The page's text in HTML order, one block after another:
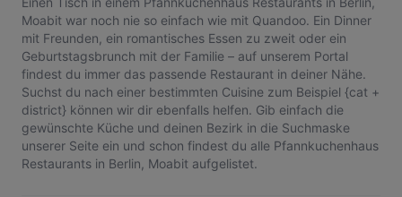
Moabit war noch nie so einfach wie mit Quandoo. Ein Dinner
mit Freunden, ein romantisches Essen zu zweit oder ein
Geburtstagsbrunch mit der Familie – auf unserem Portal
findest du immer das passende Restaurant in deiner Nähe.
Suchst du nach einer bestimmten Cuisine zum Beispiel {cat +
district} können wir dir ebenfalls helfen. Gib einfach die
gewünschte Küche und deinen Bezirk in die Suchmaske
unserer Seite ein und schon findest du alle Pfannkuchenhaus
Restaurants in Berlin, Moabit aufgelistet.